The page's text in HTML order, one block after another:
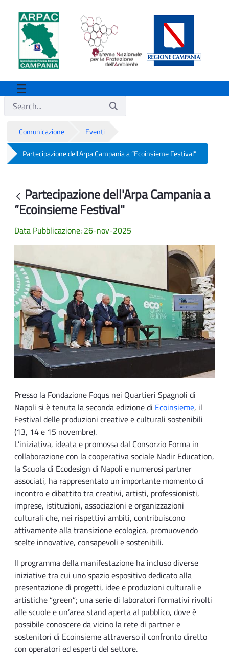
Comunicazione Eventi
Partecipazione dell'Arpa Campania a “Ecoinsieme Festival"
Back
Partecipazione dell'Arpa Campania a
“Ecoinsieme Festival"
Data Pubblicazione: 26-nov-2025
Presso la Fondazione Foqus nei Quartieri Spagnoli di
Napoli si è tenuta la seconda edizione di Ecoinsieme, il
Festival delle produzioni creative e culturali sostenibili
(13, 14 e 15 novembre).
L’iniziativa, ideata e promossa dal Consorzio Forma in
collaborazione con la cooperativa sociale Nadir Education,
la Scuola di Ecodesign di Napoli e numerosi partner
associati, ha rappresentato un importante momento di
incontro e dibattito tra creativi, artisti, professionisti,
imprese, istituzioni, associazioni e organizzazioni
culturali che, nei rispettivi ambiti, contribuiscono
attivamente alla transizione ecologica, promuovendo
scelte innovative, consapevoli e sostenibili.
Il programma della manifestazione ha incluso diverse
iniziative tra cui uno spazio espositivo dedicato alla
presentazione di progetti, idee e produzioni culturali e
artistiche “green”; una serie di laboratori formativi rivolti
alle scuole e un’area stand aperta al pubblico, dove è
possibile conoscere da vicino la rete di partner e
sostenitori di Ecoinsieme attraverso il confronto diretto
con operatori ed esperti del settore.